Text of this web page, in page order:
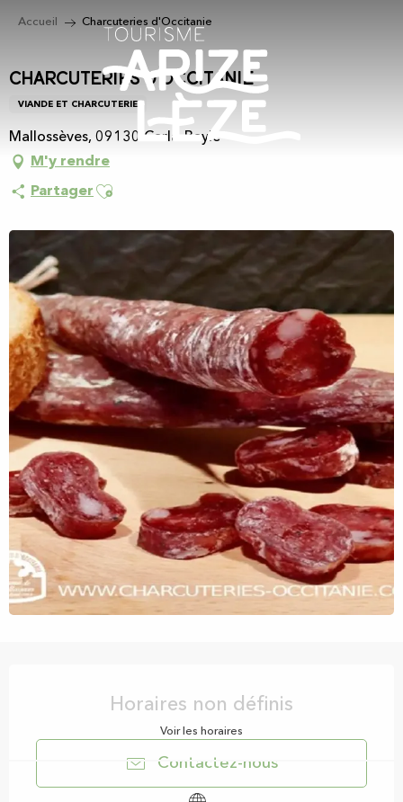
principal
Accueil Charcuteries d'Occitanie
Charcuteries d'Occitanie
VIANDE ET CHARCUTERIE
Mallossèves, 09130 Carla-Bayle
M'y rendre
Partager Ajouter aux favoris
Horaires non définis
Voir les horaires
Contactez-nous